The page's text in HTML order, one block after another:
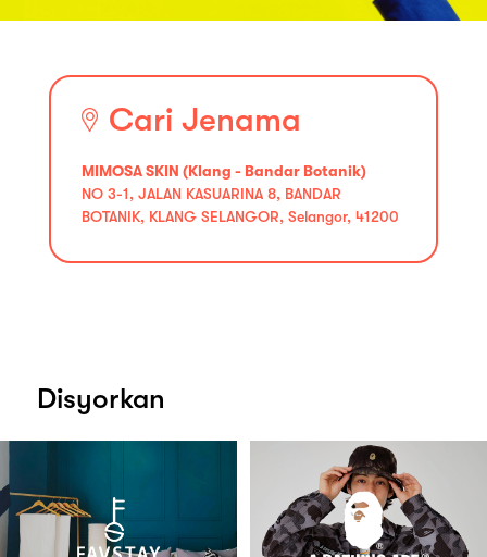
Cari Jenama
MIMOSA SKIN (Klang - Bandar Botanik)
NO 3-1, JALAN KASUARINA 8, BANDAR
BOTANIK, KLANG SELANGOR, Selangor, 41200
Disyorkan